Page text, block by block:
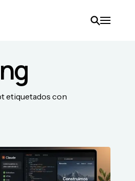
etiquetados con